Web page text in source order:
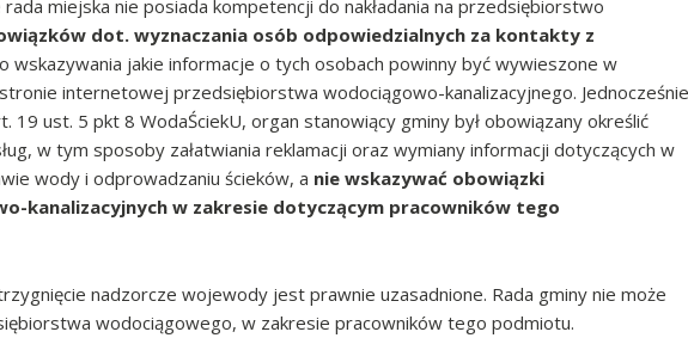
rada miejska nie posiada kompetencji do nakładania na przedsiębiorstwo
dot. wyznaczania osób odpowiedzialnych za kontakty z
wskazywania jakie informacje o tych osobach powinny być wywieszone w
internetowej przedsiębiorstwa wodociągowo-kanalizacyjnego. Jednocześnie
19 ust. 5 pkt 8 WodaŚciekU, organ stanowiący gminy był obowiązany określić
w tym sposoby załatwiania reklamacji oraz wymiany informacji dotyczących w
wody i odprowadzaniu ścieków, a nie wskazywać obowiązki
kanalizacyjnych w zakresie dotyczącym pracowników tego
nadzorcze wojewody jest prawnie uzasadnione. Rada gminy nie może
wodociągowego, w zakresie pracowników tego podmiotu.